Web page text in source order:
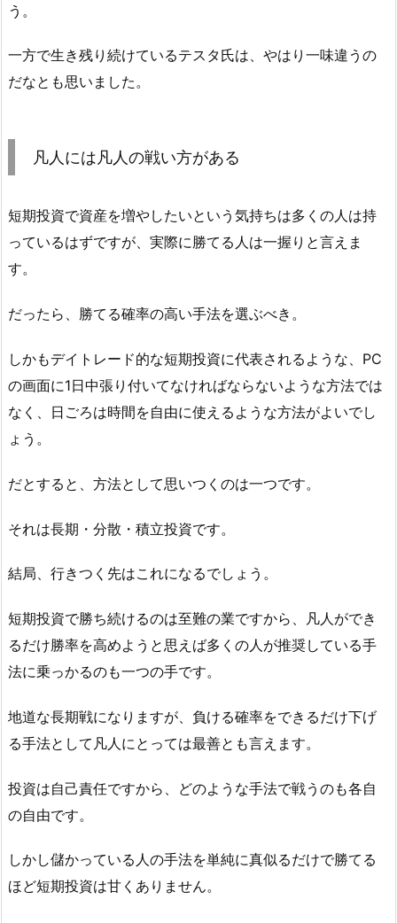
う。
一方で生き残り続けているテスタ氏は、やはり一味違うの
だなとも思いました。
凡人には凡人の戦い方がある
短期投資で資産を増やしたいという気持ちは多くの人は持
っているはずですが、実際に勝てる人は一握りと言えま
す。
だったら、勝てる確率の高い手法を選ぶべき。
しかもデイトレード的な短期投資に代表されるような、PC
の画面に1日中張り付いてなければならないような方法では
なく、日ごろは時間を自由に使えるような方法がよいでし
ょう。
だとすると、方法として思いつくのは一つです。
それは長期・分散・積立投資です。
結局、行きつく先はこれになるでしょう。
短期投資で勝ち続けるのは至難の業ですから、凡人ができ
るだけ勝率を高めようと思えば多くの人が推奨している手
法に乗っかるのも一つの手です。
地道な長期戦になりますが、負ける確率をできるだけ下げ
る手法として凡人にとっては最善とも言えます。
投資は自己責任ですから、どのような手法で戦うのも各自
の自由です。
しかし儲かっている人の手法を単純に真似るだけで勝てる
ほど短期投資は甘くありません。